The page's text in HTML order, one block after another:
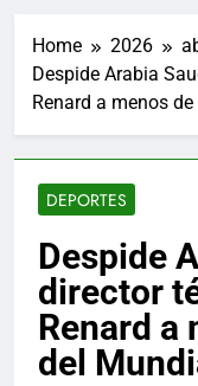
Home 2026
Despide Arabia
Renard a menos
DEPORTES
Despide
director
Renard a
del